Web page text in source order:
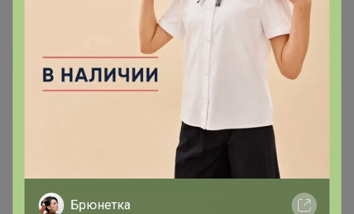
nata_1986 Автор уже получил заказ!
Ботинки понравились. Ношу 37 и ботинки заказала 37,
сели по ноге, мерила пока только в х/б тонком носке
Брюнетка